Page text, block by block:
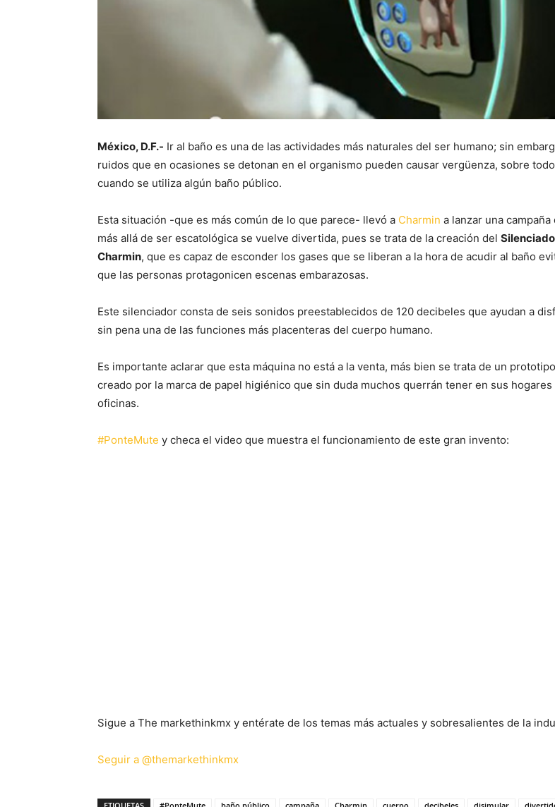
México, D.F.- Ir al baño es una de las actividades más naturales del ser humano; sin
ruidos que en ocasiones se detonan en el organismo pueden causar vergüenza, sobre todo
cuando se utiliza algún baño público.
Esta situación -que es más común de lo que parece- llevó a Charmin a lanzar una campaña
más allá de ser escatológica se vuelve divertida, pues se trata de la creación del
Charmin, que es capaz de esconder los gases que se liberan a la hora de acudir al baño
que las personas protagonicen escenas embarazosas.
Este silenciador consta de seis sonidos preestablecidos de 120 decibeles que ayudan a
sin pena una de las funciones más placenteras del cuerpo humano.
Es importante aclarar que esta máquina no está a la venta, más bien se trata de un prototipo
creado por la marca de papel higiénico que sin duda muchos querrán tener en sus hogares
oficinas.
#PonteMute y checa el video que muestra el funcionamiento de este gran invento:
Sigue a The markethinkmx y entérate de los temas más actuales y sobresalientes de la
Seguir a @themarkethinkmx